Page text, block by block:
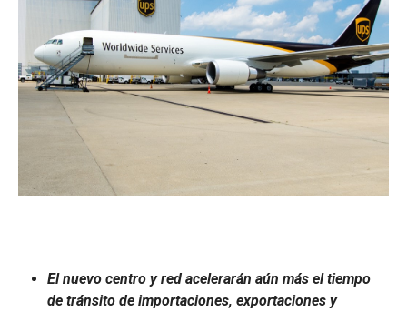
El nuevo centro y red acelerarán aún más el tiempo
de tránsito de importaciones, exportaciones y